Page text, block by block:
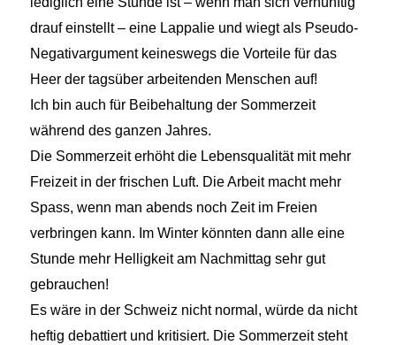
drauf einstellt – eine Lappalie und wiegt als Pseudo-
Negativargument keineswegs die Vorteile für das
Heer der tagsüber arbeitenden Menschen auf!
Ich bin auch für Beibehaltung der Sommerzeit
während des ganzen Jahres.
Die Sommerzeit erhöht die Lebensqualität mit mehr
Freizeit in der frischen Luft. Die Arbeit macht mehr
Spass, wenn man abends noch Zeit im Freien
verbringen kann. Im Winter könnten dann alle eine
Stunde mehr Helligkeit am Nachmittag sehr gut
gebrauchen!
Es wäre in der Schweiz nicht normal, würde da nicht
heftig debattiert und kritisiert. Die Sommerzeit steht